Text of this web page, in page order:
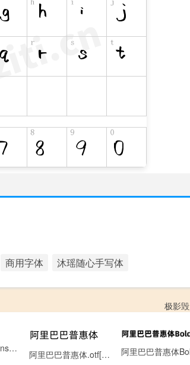
商用字体 沐瑶随心手写体
极影
越南文AlibabaSansViet-Rg.otf[0.13MB]
阿里巴巴普惠体.otf[6.60MB]